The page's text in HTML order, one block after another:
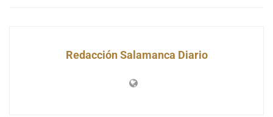
Redacción Salamanca Diario